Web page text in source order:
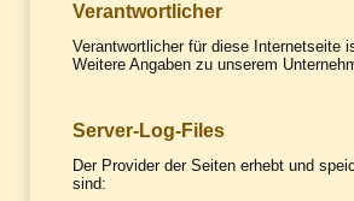
Verantwortlicher
Verantwortlicher für diese Internetseite
Weitere Angaben zu unserem
Server-Log-Files
Der Provider der Seiten erhebt und
sind: